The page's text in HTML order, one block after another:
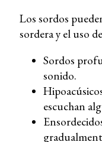
Los sordos
sordera y el uso
Sordos
sonido.
escuchan